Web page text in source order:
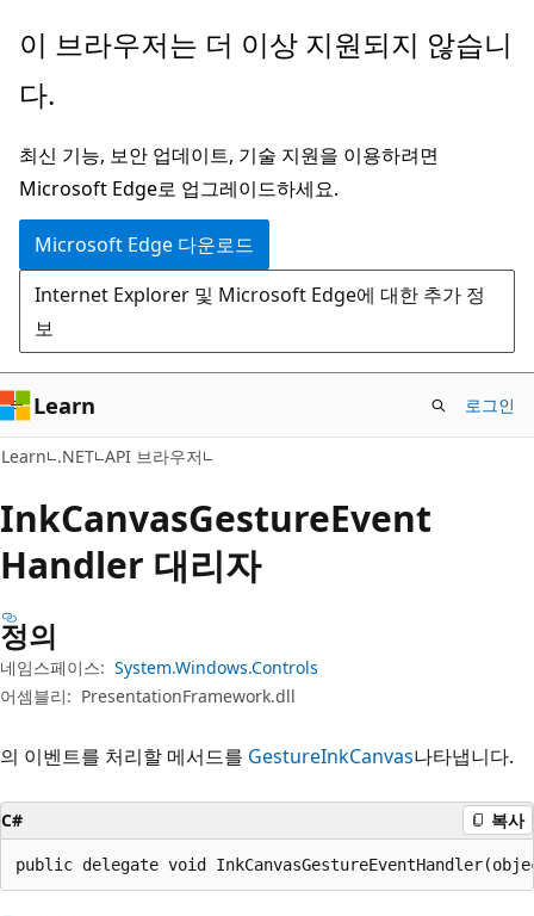
주
콘
츠
로
건
너
뛰
기
페
지
탐
색
으
로
건
너
뛰
기
이 브라우저는 더 이상 지원되지 않습니
다.
최신 기능, 보안 업데이트, 기술 지원을 이용하려면
Microsoft Edge로 업그레이드하세요.
Microsoft Edge 다운로드
Internet Explorer 및 Microsoft Edge에 대한 추가 정
보
Learn 로그인
Learn .NET API 브라우저
InkCanvasGestureEvent
Handler 대리자
정의
네임스페이스: System.Windows.Controls
어셈블리: PresentationFramework.dll
의 이벤트를 처리할 메서드를 GestureInkCanvas나타냅니다.
C# 복사
public delegate void